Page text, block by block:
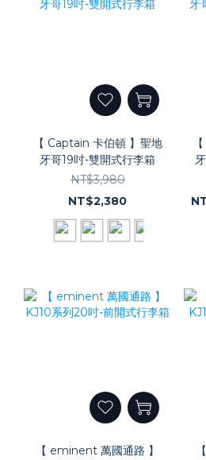
【 Captain 卡伯頓 】聖地
牙哥19吋-雙開式行李箱
NT$3,980
NT$2,380
【 eminent 萬國通路 】